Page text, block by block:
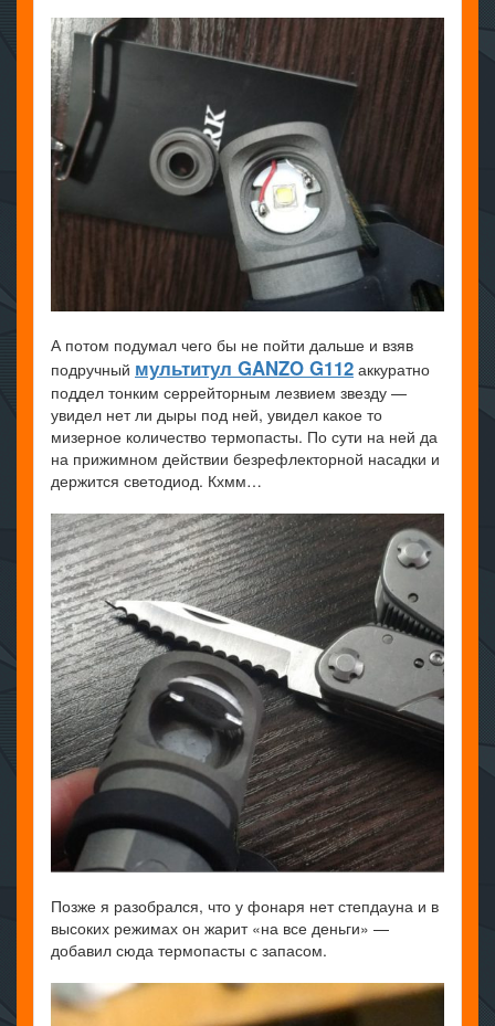
А потом подумал чего бы не пойти дальше и взяв
подручный мультитул GANZO G112 аккуратно
поддел тонким серрейторным лезвием звезду —
увидел нет ли дыры под ней, увидел какое то
мизерное количество термопасты. По сути на ней да
на прижимном действии безрефлекторной насадки и
держится светодиод. Кхмм…
Позже я разобрался, что у фонаря нет степдауна и в
высоких режимах он жарит «на все деньги» —
добавил сюда термопасты с запасом.